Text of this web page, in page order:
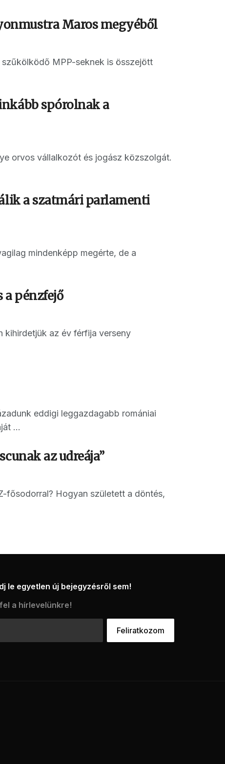
Maros megyéből
MPP-seknek is összejött
spórolnak a
orvos vállalkozót és jogász közszolgát.
a szatmári parlamenti
mindenképp megérte, de a
pénzfejő
kihirdetjük az év férfija verseny
eddigi leggazdagabb romániai
...
az udreája”
fősodorral? Hogyan született a döntés,
le egyetlen új bejegyzésről sem!
a hírlevelünkre!